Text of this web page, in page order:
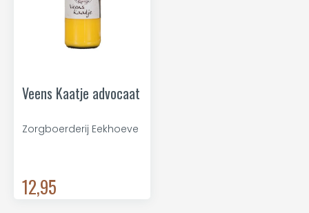
Veens Kaatje advocaat
Zorgboerderij Eekhoeve
12,95